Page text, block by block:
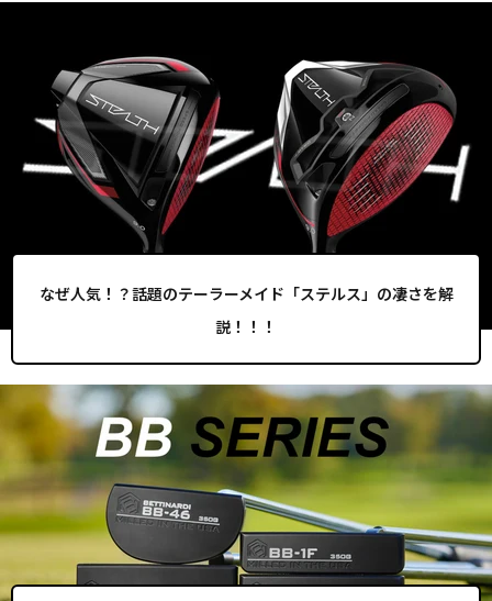
なぜ人気！？話題のテーラーメイド「ステルス」の凄さを解
説！！！